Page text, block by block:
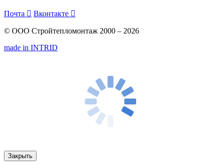
Почта  Вконтакте 
© ООО Стройтепломонтаж 2000 – 2026
made in INTRID
Закрыть